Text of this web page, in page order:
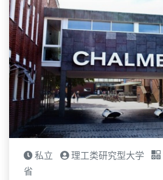
私立 理工类研究型大学
省